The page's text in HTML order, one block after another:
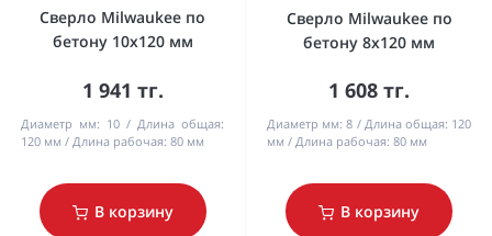
Сверло Milwaukee по
бетону 10х120 мм
1 941 тг.
Диаметр мм: 10
Длина общая:
120 мм
Длина рабочая: 80 мм
В корзину
Сверло Milwaukee по
бетону 8х120 мм
1 608 тг.
Диаметр мм: 8 Длина общая: 120
мм
Длина рабочая: 80 мм
В корзину